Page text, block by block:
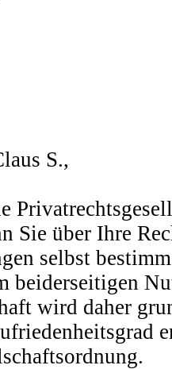
S.,
Sie über Ihre
selbst
beiderseitigen
wird daher